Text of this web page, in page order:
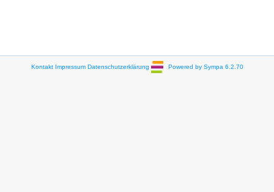
Kontakt Impressum Datenschutzerklärung Powered by Sympa 6.2.70